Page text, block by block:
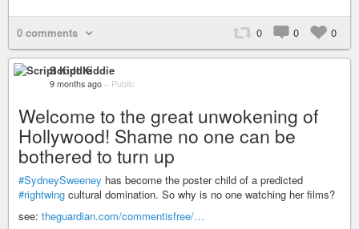
0 comments 0 0 0
Script Kiddie
9 months ago – Public
Welcome to the great unwokening of
Hollywood! Shame no one can be
bothered to turn up
#SydneySweeney has become the poster child of a predicted
#rightwing cultural domination. So why is no one watching her films?
see: theguardian.com/commentisfree/…